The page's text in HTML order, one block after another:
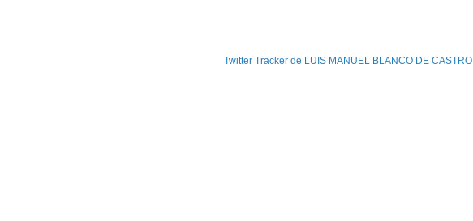
Twitter Tracker de LUIS MANUEL BLANCO DE CASTRO